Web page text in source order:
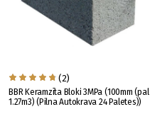
(2)
BBR Keramzīta Bloki 3MPa (100mm (pal
1.27m3) (Pilna Autokrava 24 Paletes))